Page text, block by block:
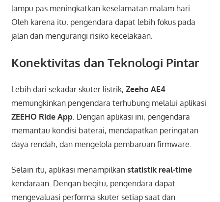
lampu pas meningkatkan keselamatan malam hari.
Oleh karena itu, pengendara dapat lebih fokus pada
jalan dan mengurangi risiko kecelakaan.
Konektivitas dan Teknologi Pintar
Lebih dari sekadar skuter listrik, Zeeho AE4
memungkinkan pengendara terhubung melalui aplikasi
ZEEHO Ride App. Dengan aplikasi ini, pengendara
memantau kondisi baterai, mendapatkan peringatan
daya rendah, dan mengelola pembaruan firmware.
Selain itu, aplikasi menampilkan statistik real-time
kendaraan. Dengan begitu, pengendara dapat
mengevaluasi performa skuter setiap saat dan